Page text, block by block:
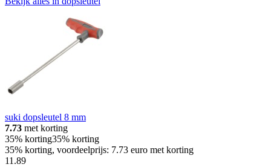
suki dopsleutel 8 mm
7.73 met korting
35% korting35% korting
35% korting, voordeelprijs: 7.73 euro met korting
11 .89